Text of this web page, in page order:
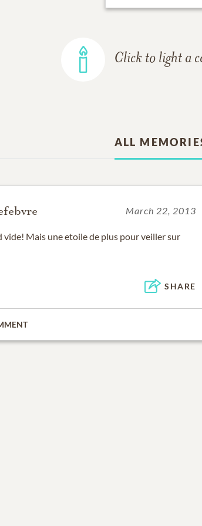
Click to light a
ALL
March 22, 2013
vide! Mais une etoile de plus pour veiller sur
SHARE